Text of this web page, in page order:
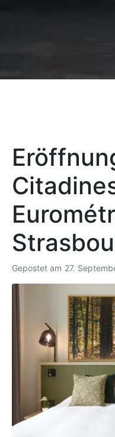
Gepostet am 27.